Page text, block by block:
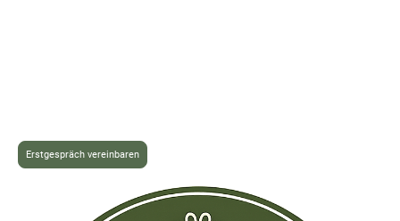
Erstgespräch vereinbaren